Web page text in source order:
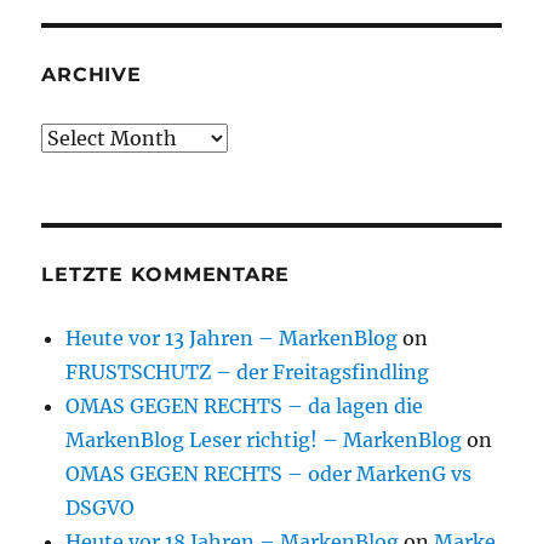
ARCHIVE
Archive
LETZTE KOMMENTARE
Heute vor 13 Jahren – MarkenBlog on
FRUSTSCHUTZ – der Freitagsfindling
OMAS GEGEN RECHTS – da lagen die
MarkenBlog Leser richtig! – MarkenBlog on
OMAS GEGEN RECHTS – oder MarkenG vs
DSGVO